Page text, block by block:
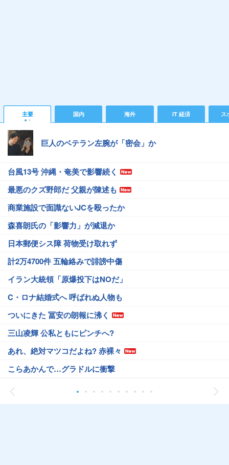
主要 国内 海外 IT 経済 ス
巨人のベテラン左腕が「密会」か
台風13号 沖縄・奄美で影響続く
最悪のクズ野郎だ 父親が陳述も
商業施設で面識ないJCを殴ったか
森喜朗氏の「影響力」が減退か
日本郵便シス障 荷物受け取れず
計2万4700件 五輪絡みで誹謗中傷
イラン大統領「原爆投下はNOだ」
C・ロナ結婚式へ 呼ばれぬ人物も
ついにきた 冨安の朗報に沸く
三山凌輝 公私ともにピンチへ?
あれ、絶対マツコだよね? 赤裸々
こらあかんで…グラドルに衝撃